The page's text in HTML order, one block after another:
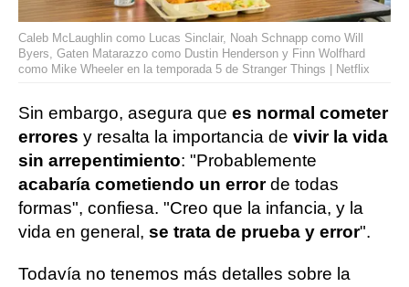
Caleb McLaughlin como Lucas Sinclair, Noah Schnapp como Will
Byers, Gaten Matarazzo como Dustin Henderson y Finn Wolfhard
como Mike Wheeler en la temporada 5 de Stranger Things | Netflix
Sin embargo, asegura que es normal cometer
errores y resalta la importancia de vivir la vida
sin arrepentimiento: "Probablemente
acabaría cometiendo un errorde todas
formas", confiesa. "Creo que la infancia, y la
vida en general, se trata de prueba y error".
Todavía no tenemos más detalles sobre la